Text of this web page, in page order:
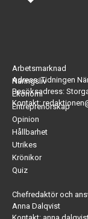
Adress: Tidningen
Besöksadress:
Kontakt:
Arbetsmarknad
Näringsliv
Ekonomi
Entreprenörskap
Opinion
Hållbarhet
Utrikes
Krönikor
Quiz
Chefredaktör och
Anna Dalqvist